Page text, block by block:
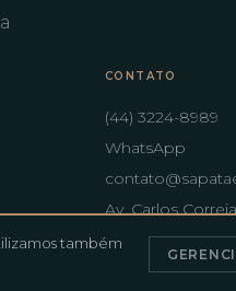
também
CONTATO
(44) 3224-8989
WhatsApp
Av. Carlos
PR
© 2026